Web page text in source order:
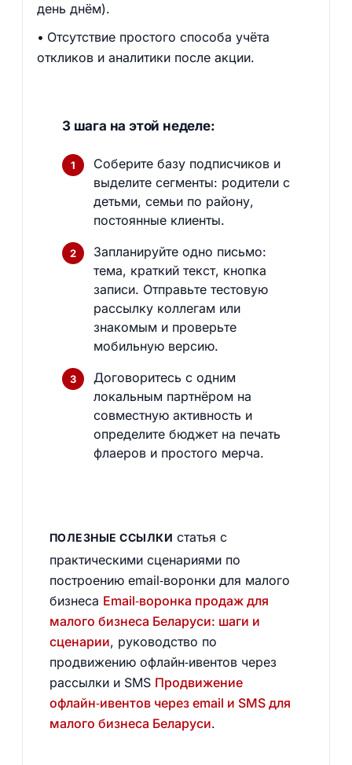
день днём).
Отсутствие простого способа учёта
откликов и аналитики после акции.
3 шага на этой неделе:
Соберите базу подписчиков и
выделите сегменты: родители с
детьми, семьи по району,
постоянные клиенты.
Запланируйте одно письмо:
тема, краткий текст, кнопка
записи. Отправьте тестовую
рассылку коллегам или
знакомым и проверьте
мобильную версию.
Договоритесь с одним
локальным партнёром на
совместную активность и
определите бюджет на печать
флаеров и простого мерча.
ПОЛЕЗНЫЕ ССЫЛКИ статья с
практическими сценариями по
построению email‑воронки для малого
бизнеса Email‑воронка продаж для
малого бизнеса Беларуси: шаги и
сценарии, руководство по
продвижению офлайн‑ивентов через
рассылки и SMS Продвижение
офлайн‑ивентов через email и SMS для
малого бизнеса Беларуси.